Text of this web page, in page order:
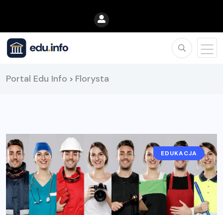
Portal Edu Info > Florysta
EDUKACJA